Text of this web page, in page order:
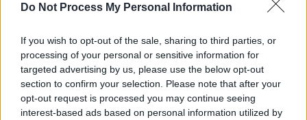
Do Not Process My Personal Information
If you wish to opt-out of the sale, sharing to third parties, or
processing of your personal or sensitive information for
targeted advertising by us, please use the below opt-out
section to confirm your selection. Please note that after your
opt-out request is processed you may continue seeing
interest-based ads based on personal information utilized by